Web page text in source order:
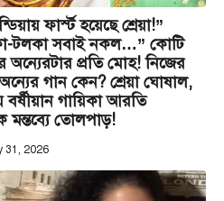
ফার্স্ট হয়েছে শ্রেয়া!”
টলকা সবাই নকল…” কোটি
অন্যেরটার প্রতি মোহ! নিজের
গান কেন? শ্রেয়া ঘোষাল,
গায়িকা আরতি
মন্তব্যে তোলপাড়!
31, 2026